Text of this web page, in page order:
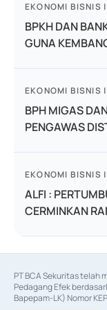
EKONOMI BISNIS |
BPKH DAN
GUNA
EKONOMI BISNIS |
BPH MIGAS
PENGAWAS
EKONOMI BISNIS |
ALFI :
CERMINKAN
PT BCA Sekuritas telah
Pedagang Efek
Bapepam-LK) Nomor